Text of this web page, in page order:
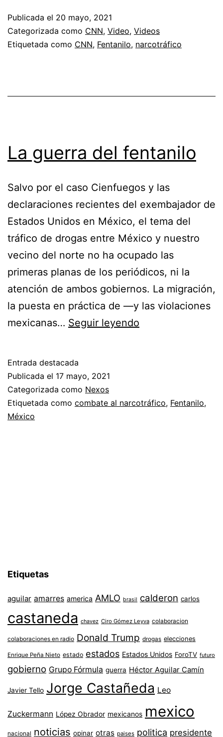
Publicada el 20 mayo, 2021
Categorizada como CNN, Video, Videos
Etiquetada como CNN, Fentanilo, narcotráfico
La guerra del fentanilo
Salvo por el caso Cienfuegos y las
declaraciones recientes del exembajador de
Estados Unidos en México, el tema del
tráfico de drogas entre México y nuestro
vecino del norte no ha ocupado las
primeras planas de los periódicos, ni la
atención de ambos gobiernos. La migración,
la puesta en práctica de —y las violaciones
mexicanas… Seguir leyendo
Entrada destacada
Publicada el 17 mayo, 2021
Categorizada como Nexos
Etiquetada como combate al narcotráfico, Fentanilo,
México
Etiquetas
aguilar amarres america AMLO brasil calderon carlos
castaneda chavez Ciro Gómez Leyva colaboracion
colaboraciones en radio Donald Trump drogas elecciones
Enrique Peña Nieto estado estados Estados Unidos ForoTV futuro
gobierno Grupo Fórmula guerra Héctor Aguilar Camín
Javier Tello Jorge Castañeda Leo
Zuckermann López Obrador mexicanos mexico
nacional noticias opinar otras paises politica presidente